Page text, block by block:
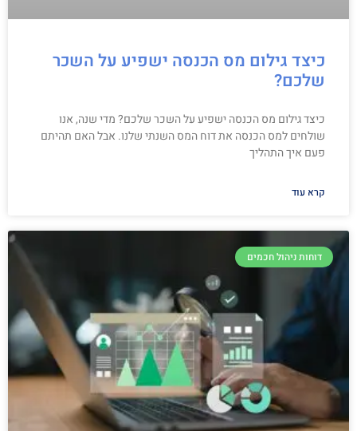
כיצד גילום מס הכנסה ישפיע על השכר
שלכם?
כיצד גילום מס הכנסה ישפיע על השכר שלכם? מדי שנה, אנו
שולחים למס הכנסה את דוח המס השנתי שלנו. אבל האם תהיתם
פעם איך התהליך
קרא עוד
דוחות ניהול חכמים